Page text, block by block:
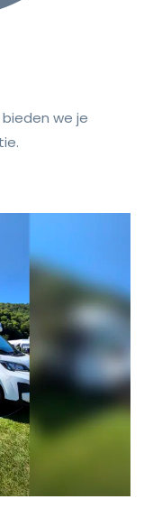
we je